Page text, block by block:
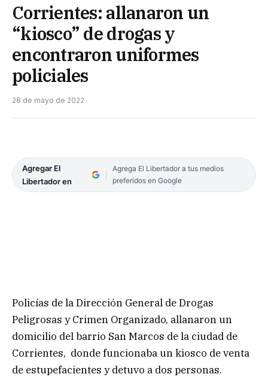
Corrientes: allanaron un
“kiosco” de drogas y
encontraron uniformes
policiales
28 de mayo de 2022
Agregar El
Libertador en
Agrega El Libertador a tus medios
preferidos en Google
Policías de la Dirección General de Drogas
Peligrosas y Crimen Organizado, allanaron un
domicilio del barrio San Marcos de la ciudad de
Corrientes, donde funcionaba un kiosco de venta
de estupefacientes y detuvo a dos personas.